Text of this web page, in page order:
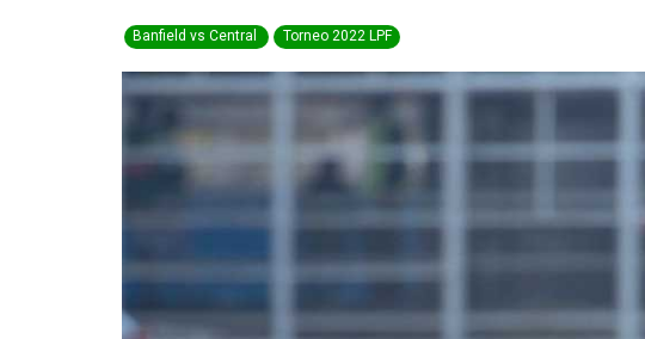
Banfield vs Central Torneo 2022 LPF